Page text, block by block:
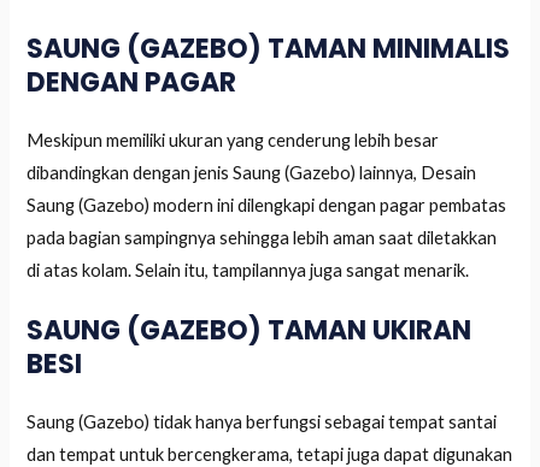
SAUNG (GAZEBO) TAMAN MINIMALIS
DENGAN PAGAR
Meskipun memiliki ukuran yang cenderung lebih besar
dibandingkan dengan jenis Saung (Gazebo) lainnya, Desain
Saung (Gazebo) modern ini dilengkapi dengan pagar pembatas
pada bagian sampingnya sehingga lebih aman saat diletakkan
di atas kolam. Selain itu, tampilannya juga sangat menarik.
SAUNG (GAZEBO) TAMAN UKIRAN
BESI
Saung (Gazebo) tidak hanya berfungsi sebagai tempat santai
dan tempat untuk bercengkerama, tetapi juga dapat digunakan